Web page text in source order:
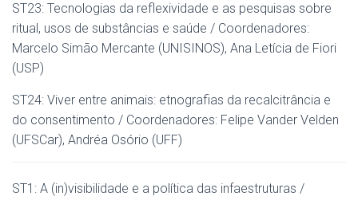
ST23: Tecnologias da reflexividade e as pesquisas sobre
ritual, usos de substâncias e saúde / Coordenadores:
Marcelo Simão Mercante (UNISINOS), Ana Letícia de Fiori
(USP)
ST24: Viver entre animais: etnografias da recalcitrância e
do consentimento / Coordenadores: Felipe Vander Velden
(UFSCar), Andréa Osório (UFF)
ST1: A (in)visibilidade e a política das infaestruturas /